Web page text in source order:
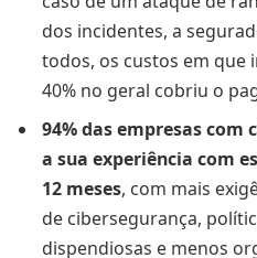
dos incidentes, a
todos, os custos em que
40% no geral cobriu o
94% das empresas
a sua experiência com
12 meses, com mais
de cibersegurança,
dispendiosas e menos